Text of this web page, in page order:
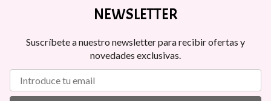
NEWSLETTER
Suscríbete a nuestro newsletter para recibir ofertas y
novedades exclusivas.